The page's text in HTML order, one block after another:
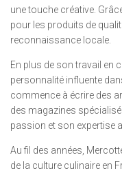
une touche créative.
pour les produits de
reconnaissance locale.
En plus de son travail en
personnalité influente
commence à écrire des
des magazines
passion et son expertise
Au fil des années,
de la culture culinaire en